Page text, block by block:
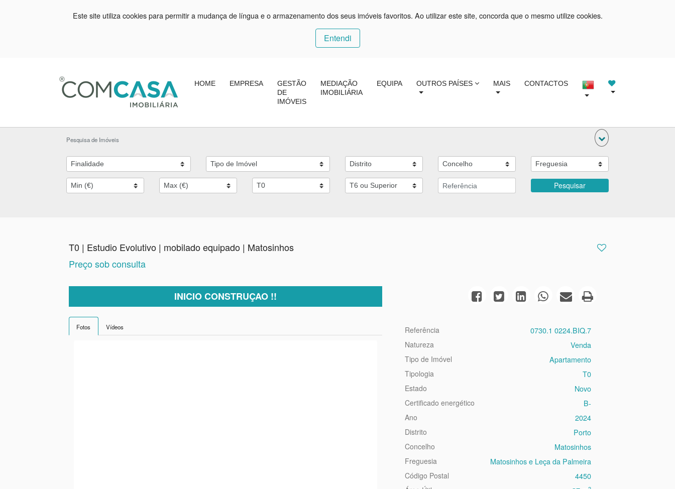
Este site utiliza cookies para permitir a mudança de língua e o armazenamento dos seus imóveis favoritos. Ao utilizar este site, concorda que o mesmo utilize cookies.
Entendi
HOME EMPRESA
GESTÃO
DE
IMÓVEIS
MEDIAÇÃO
IMOBILIÁRIA
EQUIPA OUTROS PAÍSES MAIS CONTACTOS
Pesquisa de Imóveis
Pesquisar
T0 | Estudio Evolutivo | mobilado equipado | Matosinhos
Preço sob consulta
INICIO CONSTRUÇAO !!
Fotos Vídeos Referência 0730.1 0224.BIQ.7
Natureza Venda
Tipo de Imóvel Apartamento
Tipologia T0
Estado Novo
Certificado energético B-
Ano 2024
Distrito Porto
Concelho Matosinhos
Freguesia Matosinhos e Leça da Palmeira
Código Postal 4450